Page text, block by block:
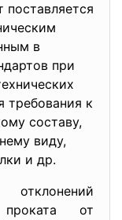
поставляется
в
при
требования к
составу,
виду,
и др.
от